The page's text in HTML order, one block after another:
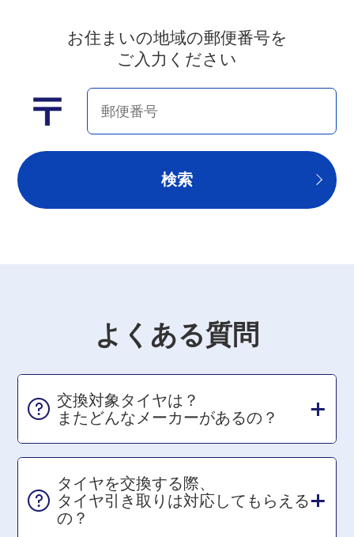
お住まいの地域の郵便番号を
ご入力ください
よくある質問
交換対象タイヤは？
またどんなメーカーがあるの？
タイヤを交換する際、
タイヤ引き取りは対応してもらえる
の？